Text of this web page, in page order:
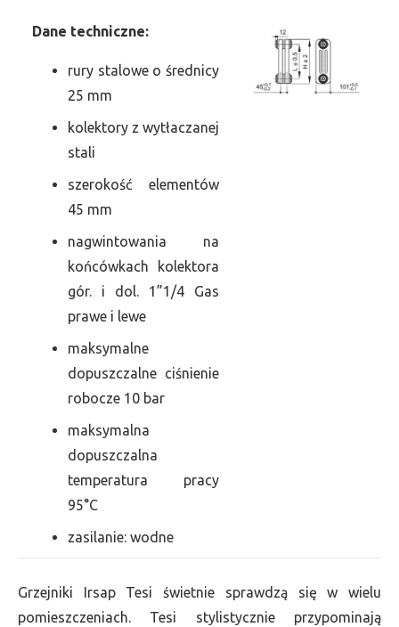
Dane techniczne:
rury stalowe o średnicy
25 mm
kolektory z wytłaczanej
stali
szerokość elementów
45 mm
nagwintowania na
końcówkach kolektora
gór. i dol. 1”1/4 Gas
prawe i lewe
maksymalne
dopuszczalne ciśnienie
robocze 10 bar
maksymalna
dopuszczalna
temperatura pracy
95°C
zasilanie: wodne
Grzejniki Irsap Tesi świetnie sprawdzą się w wielu
pomieszczeniach. Tesi stylistycznie przypominają